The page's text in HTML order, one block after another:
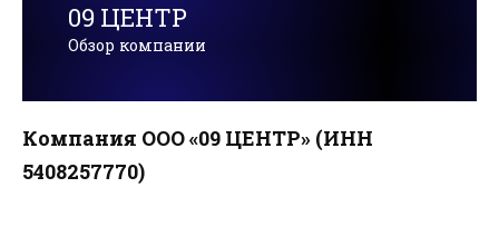
09 ЦЕНТР
Обзор компании
Компания ООО «09 ЦЕНТР» (ИНН
5408257770)